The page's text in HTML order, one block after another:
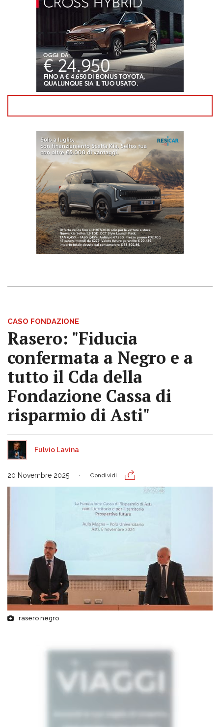
CASO FONDAZIONE
Rasero: "Fiducia
confermata a Negro e a
tutto il Cda della
Fondazione Cassa di
risparmio di Asti"
Fulvio Lavina
20 Novembre 2025 Condividi
rasero negro